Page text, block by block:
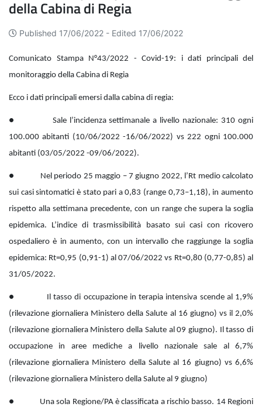
della Cabina di Regia
Published 17/06/2022 - Edited 17/06/2022
Comunicato Stampa N°43/2022 - Covid-19: i dati principali del
monitoraggio della Cabina di Regia
Ecco i dati principali emersi dalla cabina di regia:
● Sale l’incidenza settimanale a livello nazionale: 310 ogni
100.000 abitanti (10/06/2022 -16/06/2022) vs 222 ogni 100.000
abitanti (03/05/2022 -09/06/2022).
● Nel periodo 25 maggio – 7 giugno 2022, l’Rt medio calcolato
sui casi sintomatici è stato pari a 0,83 (range 0,73–1,18), in aumento
rispetto alla settimana precedente, con un range che supera la soglia
epidemica. L’indice di trasmissibilità basato sui casi con ricovero
ospedaliero è in aumento, con un intervallo che raggiunge la soglia
epidemica: Rt=0,95 (0,91-1) al 07/06/2022 vs Rt=0,80 (0,77-0,85) al
31/05/2022.
● Il tasso di occupazione in terapia intensiva scende al 1,9%
(rilevazione giornaliera Ministero della Salute al 16 giugno) vs il 2,0%
(rilevazione giornaliera Ministero della Salute al 09 giugno). Il tasso di
occupazione in aree mediche a livello nazionale sale al 6,7%
(rilevazione giornaliera Ministero della Salute al 16 giugno) vs 6,6%
(rilevazione giornaliera Ministero della Salute al 9 giugno)
● Una sola Regione/PA è classificata a rischio basso. 14 Regioni